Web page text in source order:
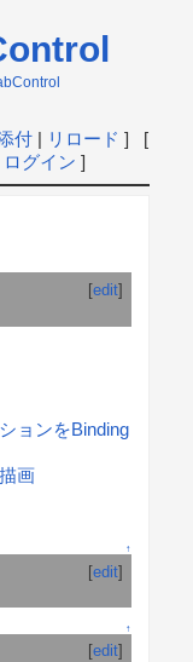
付| リロード ] [
ログイン ]
[edit]
ョンをBinding
画
↑
[edit]
↑
[edit]